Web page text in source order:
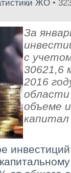
ЖО •
За
с
30621,6
2016
области
объеме